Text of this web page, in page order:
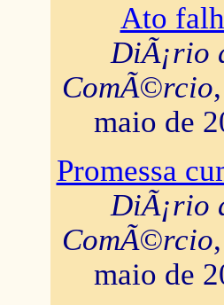
Ato
DiÃ¡rio
ComÃ©rcio
maio de
Promessa
DiÃ¡rio
ComÃ©rcio
maio de